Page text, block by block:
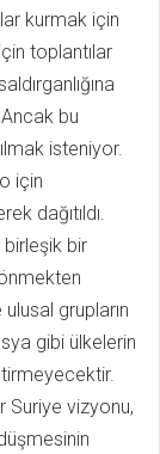
kurmak için
toplantılar
bu
isteniyor.
için
dağıtıldı.
bir
grupların
gibi ülkelerin
Suriye vizyonu,